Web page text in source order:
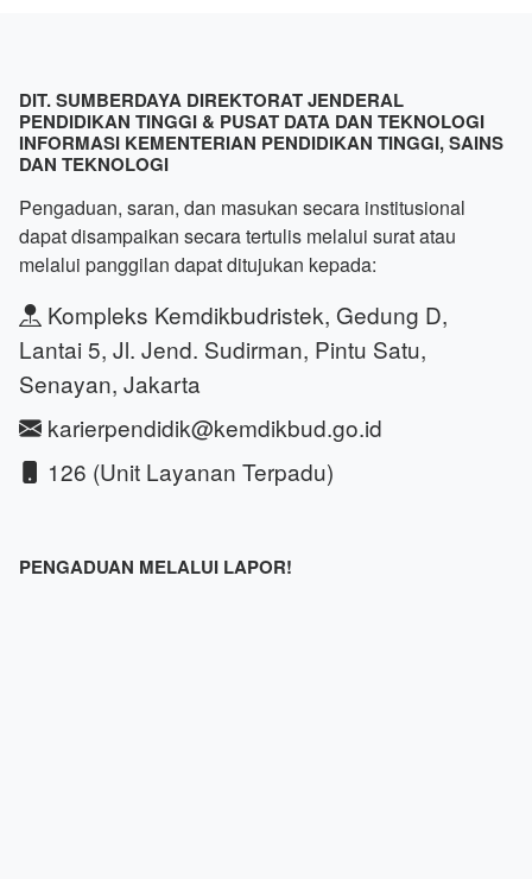
DIT. SUMBERDAYA DIREKTORAT JENDERAL
PENDIDIKAN TINGGI & PUSAT DATA DAN TEKNOLOGI
INFORMASI KEMENTERIAN PENDIDIKAN TINGGI, SAINS
DAN TEKNOLOGI
Pengaduan, saran, dan masukan secara institusional
dapat disampaikan secara tertulis melalui surat atau
melalui panggilan dapat ditujukan kepada:
Kompleks Kemdikbudristek, Gedung D,
Lantai 5, Jl. Jend. Sudirman, Pintu Satu,
Senayan, Jakarta
karierpendidik@kemdikbud.go.id
126 (Unit Layanan Terpadu)
PENGADUAN MELALUI LAPOR!